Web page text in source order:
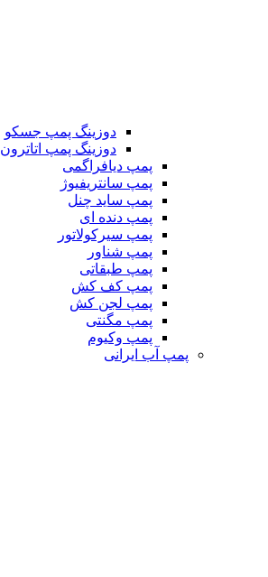
دوزینگ پمپ جسکو
دوزینگ پمپ اتاترون
پمپ دیافراگمی
پمپ سانتریفیوژ
پمپ ساید چنل
پمپ دنده ای
پمپ سیرکولاتور
پمپ شناور
پمپ طبقاتی
پمپ کف کش
پمپ لجن کش
پمپ مگنتی
پمپ وکیوم
پمپ آب ایرانی